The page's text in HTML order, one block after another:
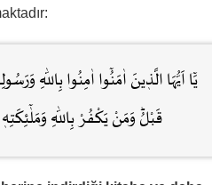
يَٓا اَيُّهَا الَّذٖينَ اٰمَنُٓوا اٰمِنُوا بِاللّٰهِ
قَبْلُؕ وَمَنْ يَكْفُرْ بِاللّٰهِ